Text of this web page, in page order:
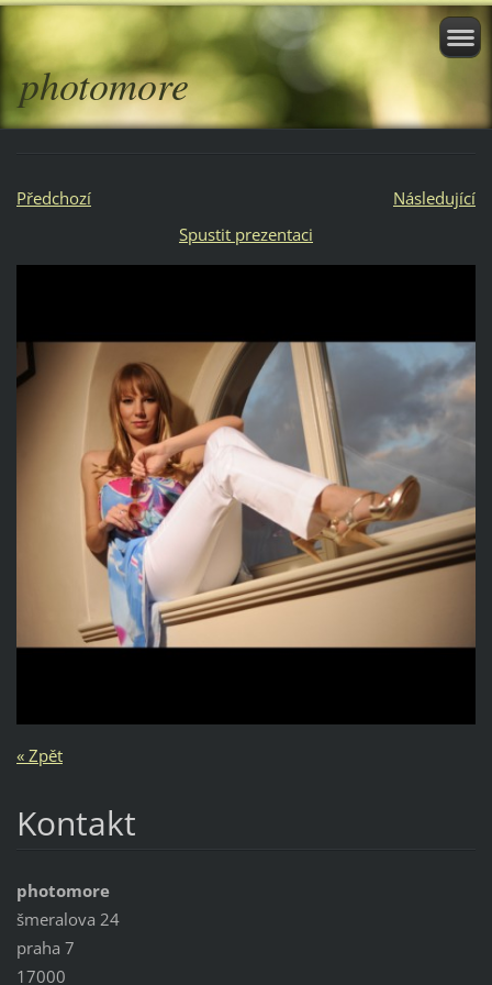
photomore
Předchozí
Následující
Spustit prezentaci
« Zpět
Kontakt
photomore
šmeralova 24
praha 7
17000